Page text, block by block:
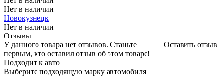
Нет в наличии
Новокузнецк
Нет в наличии
Отзывы
Оставить отзыв
У данного товара нет отзывов. Станьте
первым, кто оставил отзыв об этом товаре!
Подходит к авто
Выберите подходящую марку автомобиля